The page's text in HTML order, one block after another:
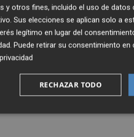
y otros fines, incluido el uso de datos
Sus elecciones se aplican solo a
legítimo en lugar del
. Puede retirar su consentimiento en
RECHAZAR TODO